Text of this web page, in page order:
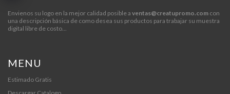
Envienos su logo en la mejor calidad posible a ventas@creatupromo.com con
una descripción básica de como desea sus productos para trabajar su muestra
digital libre de costo...
MENU
Estimado Gratis